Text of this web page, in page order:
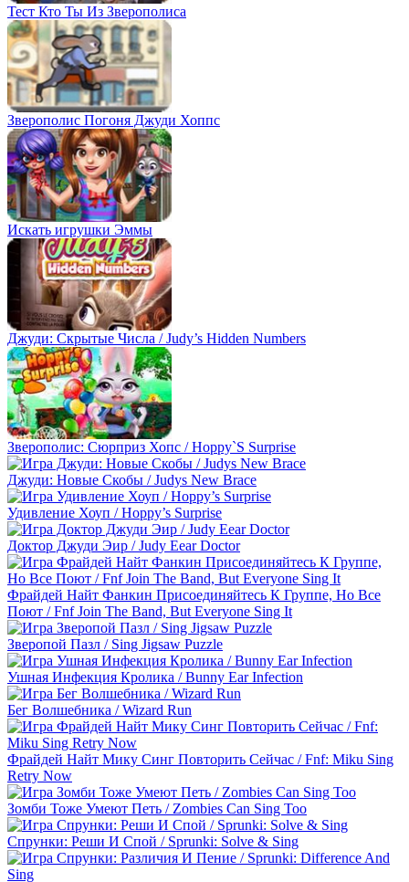
Тест Кто Ты Из Зверополиса
Зверополис Погоня Джуди Хоппс
Искать игрушки Эммы
Джуди: Скрытые Числа / Judy’s Hidden Numbers
Зверополис: Сюрприз Хопс / Hoppy`S Surprise
Джуди: Новые Скобы / Judys New Brace
Удивление Хоуп / Hoppy’s Surprise
Доктор Джуди Эир / Judy Eear Doctor
Фрайдей Найт Фанкин Присоединяйтесь К Группе, Но Все
Поют / Fnf Join The Band, But Everyone Sing It
Зверопой Пазл / Sing Jigsaw Puzzle
Ушная Инфекция Кролика / Bunny Ear Infection
Бег Волшебника / Wizard Run
Фрайдей Найт Мику Синг Повторить Сейчас / Fnf: Miku Sing
Retry Now
Зомби Тоже Умеют Петь / Zombies Can Sing Too
Спрунки: Реши И Спой / Sprunki: Solve & Sing